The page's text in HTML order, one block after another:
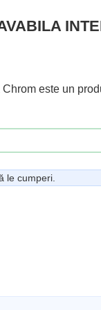
este un
le cumperi.